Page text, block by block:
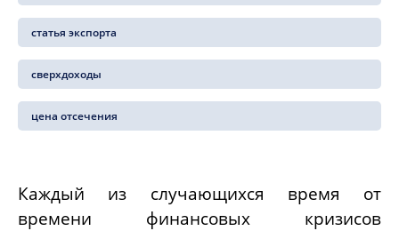
статья экспорта
сверхдоходы
цена отсечения
Каждый из случающихся время от
времени финансовых кризисов